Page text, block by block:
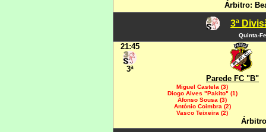
Árbitro:
3ª
Quinta-
21:45
3ª
Parede FC "B"
Miguel Castela (3)
Diogo Alves "Pakito" (1)
Afonso Sousa (3)
António Coimbra (2)
Vasco Teixeira (2)